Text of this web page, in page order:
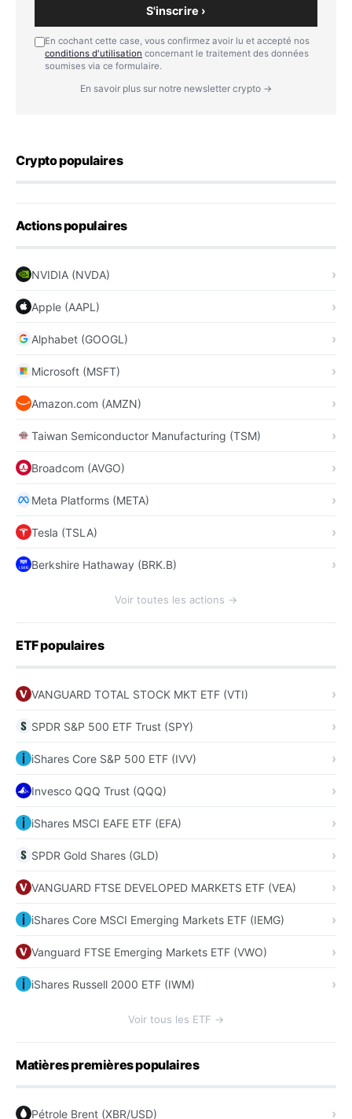
S'inscrire ›
En cochant cette case, vous confirmez avoir lu et accepté nos
conditions d'utilisation concernant le traitement des données
soumises via ce formulaire.
En savoir plus sur notre newsletter crypto →
Crypto populaires
Actions populaires
NVIDIA (NVDA)
Apple (AAPL)
Alphabet (GOOGL)
Microsoft (MSFT)
Amazon.com (AMZN)
Taiwan Semiconductor Manufacturing (TSM)
Broadcom (AVGO)
Meta Platforms (META)
Tesla (TSLA)
Berkshire Hathaway (BRK.B)
Voir toutes les actions →
ETF populaires
VANGUARD TOTAL STOCK MKT ETF (VTI)
SPDR S&P 500 ETF Trust (SPY)
iShares Core S&P 500 ETF (IVV)
Invesco QQQ Trust (QQQ)
iShares MSCI EAFE ETF (EFA)
SPDR Gold Shares (GLD)
VANGUARD FTSE DEVELOPED MARKETS ETF (VEA)
iShares Core MSCI Emerging Markets ETF (IEMG)
Vanguard FTSE Emerging Markets ETF (VWO)
iShares Russell 2000 ETF (IWM)
Voir tous les ETF →
Matières premières populaires
Pétrole Brent (XBR/USD)